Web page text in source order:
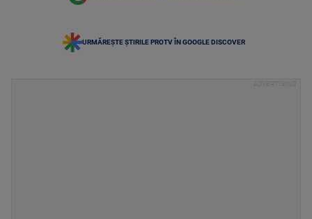
URMĂREȘTE ȘTIRILE PROTV ÎN GOOGLE DISCOVER